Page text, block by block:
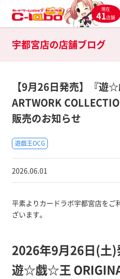
現在
41店舗
宇都宮店の店舗ブログ
【9月26日発売】『
ARTWORK
販売のお知らせ
遊戯王OCG
2026.06.01
平素よりカードラボ宇都宮店をご
ざいます。
2026年9月26日(土)
遊☆戯☆王